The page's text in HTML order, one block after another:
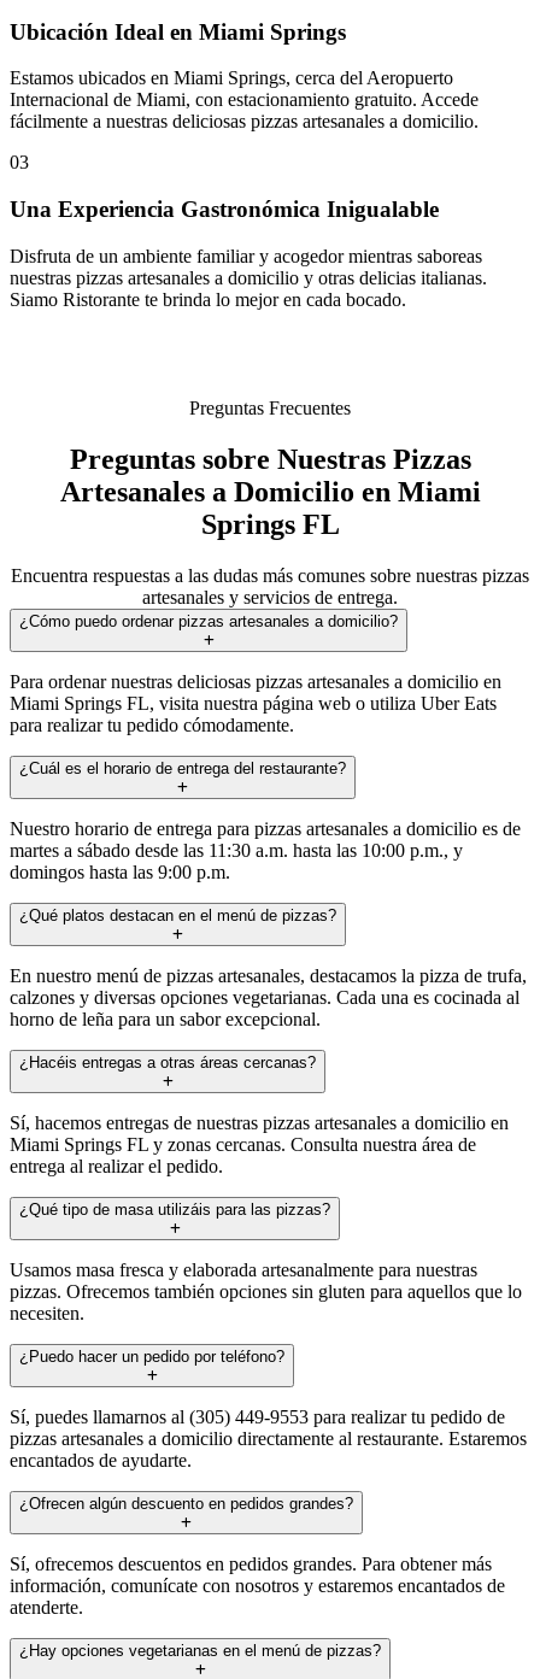
Ubicación Ideal en Miami Springs
Estamos ubicados en Miami Springs, cerca del Aeropuerto
Internacional de Miami, con estacionamiento gratuito. Accede
fácilmente a nuestras deliciosas pizzas artesanales a domicilio.
03
Una Experiencia Gastronómica Inigualable
Disfruta de un ambiente familiar y acogedor mientras saboreas
nuestras pizzas artesanales a domicilio y otras delicias italianas.
Siamo Ristorante te brinda lo mejor en cada bocado.
Preguntas Frecuentes
Preguntas sobre Nuestras Pizzas
Artesanales a Domicilio en Miami
Springs FL
Encuentra respuestas a las dudas más comunes sobre nuestras pizzas
artesanales y servicios de entrega.
¿Cómo puedo ordenar pizzas artesanales a domicilio?
Para ordenar nuestras deliciosas pizzas artesanales a domicilio en
Miami Springs FL, visita nuestra página web o utiliza Uber Eats
para realizar tu pedido cómodamente.
¿Cuál es el horario de entrega del restaurante?
Nuestro horario de entrega para pizzas artesanales a domicilio es de
martes a sábado desde las 11:30 a.m. hasta las 10:00 p.m., y
domingos hasta las 9:00 p.m.
¿Qué platos destacan en el menú de pizzas?
En nuestro menú de pizzas artesanales, destacamos la pizza de trufa,
calzones y diversas opciones vegetarianas. Cada una es cocinada al
horno de leña para un sabor excepcional.
¿Hacéis entregas a otras áreas cercanas?
Sí, hacemos entregas de nuestras pizzas artesanales a domicilio en
Miami Springs FL y zonas cercanas. Consulta nuestra área de
entrega al realizar el pedido.
¿Qué tipo de masa utilizáis para las pizzas?
Usamos masa fresca y elaborada artesanalmente para nuestras
pizzas. Ofrecemos también opciones sin gluten para aquellos que lo
necesiten.
¿Puedo hacer un pedido por teléfono?
Sí, puedes llamarnos al (305) 449-9553 para realizar tu pedido de
pizzas artesanales a domicilio directamente al restaurante. Estaremos
encantados de ayudarte.
¿Ofrecen algún descuento en pedidos grandes?
Sí, ofrecemos descuentos en pedidos grandes. Para obtener más
información, comunícate con nosotros y estaremos encantados de
atenderte.
¿Hay opciones vegetarianas en el menú de pizzas?